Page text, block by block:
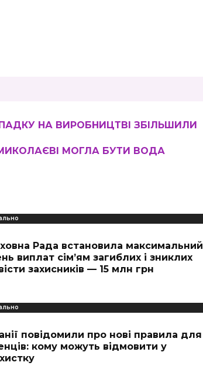
НА ВИРОБНИЦТВІ ЗБІЛЬШИЛИ
МОГЛА БУТИ ВОДА
Рада встановила максимальний
виплат сім’ям загиблих і зниклих
захисників — 15 млн грн
повідомили про нові правила для
кому можуть відмовити у